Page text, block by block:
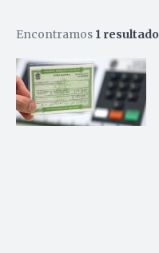
Encontramos 1 resultado